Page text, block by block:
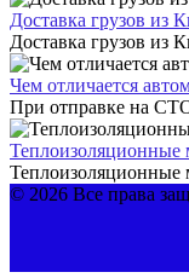
Доставка грузов из
Доставка грузов из
Чем отличается
При отправке на
Теплоизоляционные
Теплоизоляционные
© 2026 Все права